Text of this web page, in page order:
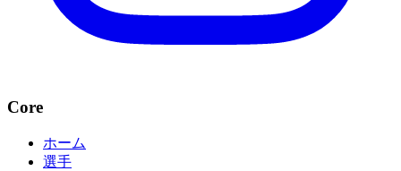
Core
ホーム
選手